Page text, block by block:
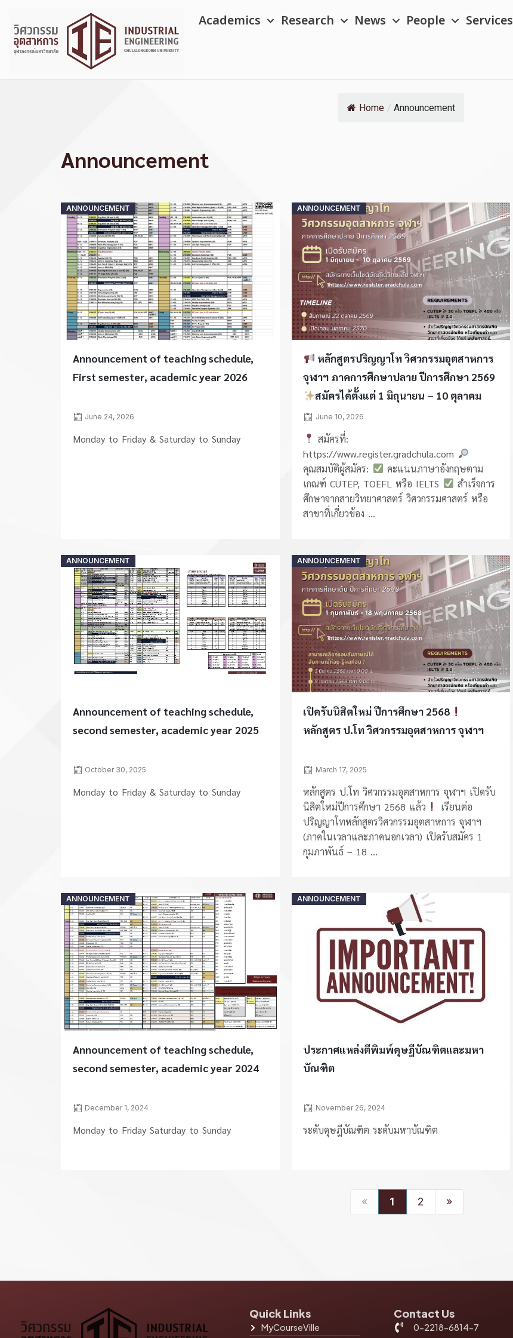
content
Academics Research News People Services
Home / Announcement
Announcement
ANNOUNCEMENT
Announcement of teaching schedule,
First semester, academic year 2026
Posted
on
June 24, 2026
Monday to Friday & Saturday to Sunday
ANNOUNCEMENT
หลักสูตรปริญญาโท วิศวกรรมอุตสาหการ
จุฬาฯ ภาคการศึกษาปลาย ปีการศึกษา 2569
สมัครได้ตั้งแต่ 1 มิถุนายน – 10 ตุลาคม
2569
Posted
on
June 10, 2026
สมัครที่:
https://www.register.gradchula.com
คุณสมบัติผู้สมัคร:
คะแนนภาษาอังกฤษตาม
เกณฑ์ CUTEP, TOEFL หรือ IELTS
สำเร็จการ
ศึกษาจากสายวิทยาศาสตร์ วิศวกรรมศาสตร์ หรือ
สาขาที่เกี่ยวข้อง ...
ANNOUNCEMENT
Announcement of teaching schedule,
second semester, academic year 2025
Posted
on
October 30, 2025
Monday to Friday & Saturday to Sunday
ANNOUNCEMENT
เปิดรับนิสิตใหม่ ปีการศึกษา 2568
หลักสูตร ป.โท วิศวกรรมอุตสาหการ จุฬาฯ
Posted
March 17, 2025
หลักสูตร ป.โท วิศวกรรมอุตสาหการ จุฬาฯ เปิดรับ
นิสิตใหม่ปีการศึกษา 2568 แล้ว
เรียนต่อ
ปริญญาโทหลักสูตรวิศวกรรมอุตสาหการ จุฬาฯ
(ภาคในเวลาและภาคนอกเวลา) เปิดรับสมัคร 1
กุมภาพันธ์ – 18 ...
ANNOUNCEMENT
Announcement of teaching schedule,
second semester, academic year 2024
Posted
on
December 1, 2024
Monday to Friday Saturday to Sunday
ANNOUNCEMENT
ประกาศแหล่งตีพิมพ์ดุษฎีบัณฑิตและมหา
บัณฑิต
Posted
November 26, 2024
ระดับดุษฎีบัณฑิต ระดับมหาบัณฑิต
« 1 2 »
Quick Links
MyCourseVille
Contact Us
0-2218-6814-7